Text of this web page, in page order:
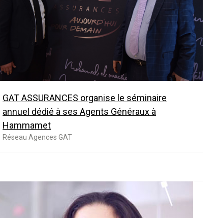
GAT ASSURANCES organise le séminaire
annuel dédié à ses Agents Généraux à
Hammamet
Réseau Agences GAT